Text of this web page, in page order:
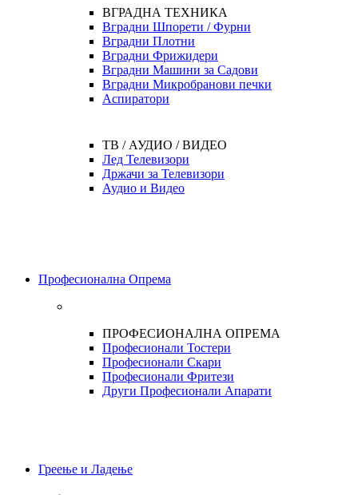
ВГРАДНА ТЕХНИКА
Вградни Шпорети / Фурни
Вградни Плотни
Вградни Фрижидери
Вградни Машини за Садови
Вградни Микробранови печки
Аспиратори
ТВ / АУДИО / ВИДЕО
Лед Телевизори
Држачи за Телевизори
Аудио и Видео
Професионална Опрема
ПРОФЕСИОНАЛНА ОПРЕМА
Професионали Тостери
Професионали Скари
Професионали Фритези
Други Професионали Апарати
Греење и Ладење